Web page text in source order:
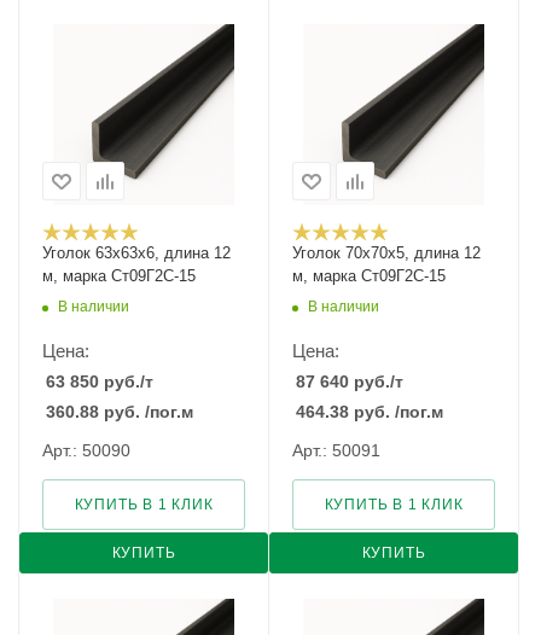
Уголок 63х63х6, длина 12
м, марка Ст09Г2С-15
В наличии
Цена:
63 850 руб./т
360.88 руб. /пог.м
Арт.: 50090
КУПИТЬ
КУПИТЬ В 1 КЛИК
Уголок 70х70х5, длина 12
м, марка Ст09Г2С-15
В наличии
Цена:
87 640 руб./т
464.38 руб. /пог.м
Арт.: 50091
КУПИТЬ
КУПИТЬ В 1 КЛИК